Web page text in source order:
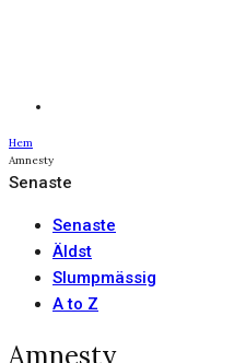
Hem
Amnesty
Senaste
Senaste
Äldst
Slumpmässig
A to Z
Amnesty